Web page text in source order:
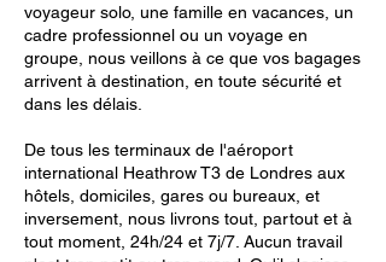
voyageur solo, une famille en vacances, un
cadre professionnel ou un voyage en
groupe, nous veillons à ce que vos bagages
arrivent à destination, en toute sécurité et
dans les délais.
De tous les terminaux de l'aéroport
international Heathrow T3 de Londres aux
hôtels, domiciles, gares ou bureaux, et
inversement, nous livrons tout, partout et à
tout moment, 24h/24 et 7j/7. Aucun travail